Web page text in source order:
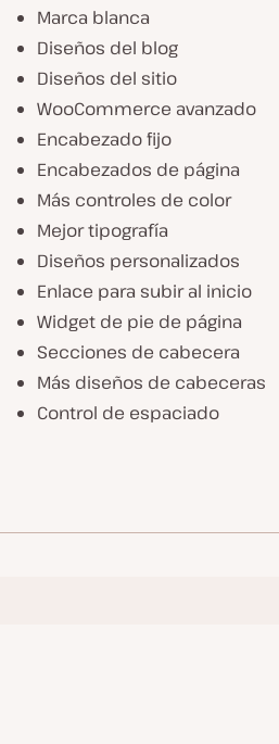
Marca blanca
Diseños del blog
Diseños del sitio
WooCommerce avanzado
Encabezado fijo
Encabezados de página
Más controles de color
Mejor tipografía
Diseños personalizados
Enlace para subir al inicio
Widget de pie de página
Secciones de cabecera
Más diseños de cabeceras
Control de espaciado